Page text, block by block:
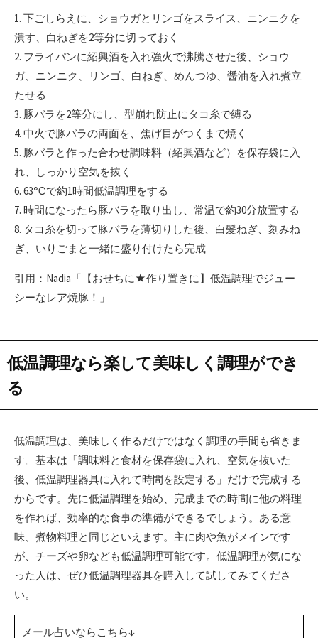
1. 下ごしらえに、ショウガとリンゴをスライス、ニンニクを
潰す、白ねぎを2等分に切っておく
2. フライパンに紹興酒を入れ強火で沸騰させた後、ショウ
ガ、ニンニク、リンゴ、白ねぎ、めんつゆ、醤油を入れ煮立
たせる
3. 豚バラを2等分にし、型崩れ防止にタコ糸で縛る
4. 中火で豚バラの両面を、焦げ目がつくまで焼く
5. 豚バラと作った合わせ調味料（紹興酒など）を保存袋に入
れ、しっかり空気を抜く
6. 63℃で約1時間低温調理をする
7. 時間になったら豚バラを取り出し、常温で約30分放置する
8. タコ糸を切って豚バラを薄切りした後、白髪ねぎ、刻みね
ぎ、いりごまと一緒に盛り付けたら完成
引用：Nadia「【おせちに★作り置きに】低温調理でジュー
シーなレア焼豚！」
低温調理なら楽して美味しく調理ができ
る
低温調理は、美味しく作るだけではなく調理の手間も省きま
す。基本は「調味料と食材を保存袋に入れ、空気を抜いた
後、低温調理器具に入れて時間を設定する」だけで完成する
からです。先に低温調理を始め、完成までの時間に他の料理
を作れば、効率的な食事の準備ができるでしょう。ある意
味、煮物料理と同じといえます。主に肉や魚がメインです
が、チーズや卵なども低温調理可能です。低温調理が気にな
った人は、ぜひ低温調理器具を購入して試してみてくださ
い。
メール占いならこちら↓